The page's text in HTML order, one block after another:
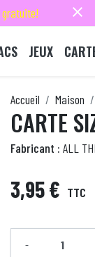
close
JEUX
Accueil Maison
CARTE
Fabricant : ALL
3,95 € TTC
Quantité
-